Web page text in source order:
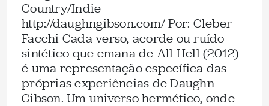
Country/Indie
http://daughngibson.com/ Por: Cleber
Facchi Cada verso, acorde ou ruído
sintético que emana de All Hell (2012)
é uma representação específica das
próprias experiências de Daughn
Gibson. Um universo hermético, onde